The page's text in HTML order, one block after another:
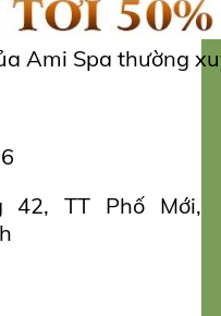
Ami Spa thường
42, TT Phố Mới,